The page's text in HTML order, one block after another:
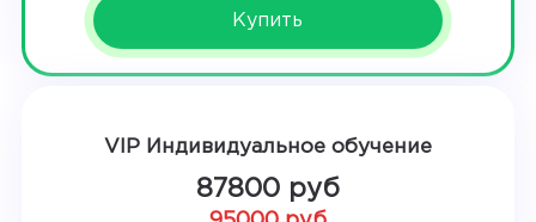
Купить
VIP Индивидуальное обучение
87800 руб